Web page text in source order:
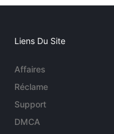
Liens Du Site
Affaires
Réclame
Support
DMCA